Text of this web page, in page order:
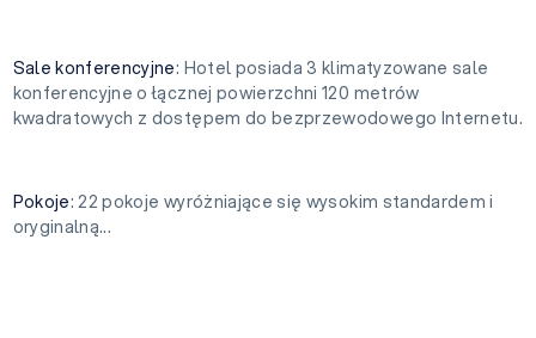
Sale konferencyjne: Hotel posiada 3 klimatyzowane sale
konferencyjne o łącznej powierzchni 120 metrów
kwadratowych z dostępem do bezprzewodowego Internetu.
Pokoje: 22 pokoje wyróżniające się wysokim standardem i
oryginalną...